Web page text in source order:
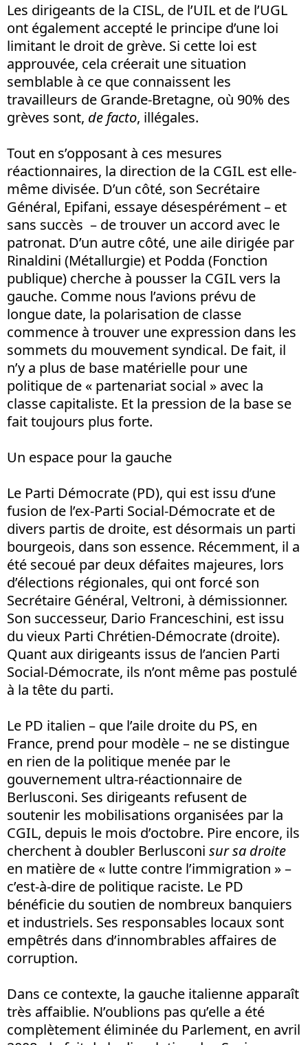
Les dirigeants de la CISL, de l’UIL et de l’UGL
ont également accepté le principe d’une loi
limitant le droit de grève. Si cette loi est
approuvée, cela créerait une situation
semblable à ce que connaissent les
travailleurs de Grande-Bretagne, où 90% des
grèves sont, de facto, illégales.
Tout en s’opposant à ces mesures
réactionnaires, la direction de la CGIL est elle-
même divisée. D’un côté, son Secrétaire
Général, Epifani, essaye désespérément – et
sans succès – de trouver un accord avec le
patronat. D’un autre côté, une aile dirigée par
Rinaldini (Métallurgie) et Podda (Fonction
publique) cherche à pousser la CGIL vers la
gauche. Comme nous l’avions prévu de
longue date, la polarisation de classe
commence à trouver une expression dans les
sommets du mouvement syndical. De fait, il
n’y a plus de base matérielle pour une
politique de « partenariat social » avec la
classe capitaliste. Et la pression de la base se
fait toujours plus forte.
Un espace pour la gauche
Le Parti Démocrate (PD), qui est issu d’une
fusion de l’ex-Parti Social-Démocrate et de
divers partis de droite, est désormais un parti
bourgeois, dans son essence. Récemment, il a
été secoué par deux défaites majeures, lors
d’élections régionales, qui ont forcé son
Secrétaire Général, Veltroni, à démissionner.
Son successeur, Dario Franceschini, est issu
du vieux Parti Chrétien-Démocrate (droite).
Quant aux dirigeants issus de l’ancien Parti
Social-Démocrate, ils n’ont même pas postulé
à la tête du parti.
Le PD italien – que l’aile droite du PS, en
France, prend pour modèle – ne se distingue
en rien de la politique menée par le
gouvernement ultra-réactionnaire de
Berlusconi. Ses dirigeants refusent de
soutenir les mobilisations organisées par la
CGIL, depuis le mois d’octobre. Pire encore, ils
cherchent à doubler Berlusconi sur sa droite
en matière de « lutte contre l’immigration » –
c’est-à-dire de politique raciste. Le PD
bénéficie du soutien de nombreux banquiers
et industriels. Ses responsables locaux sont
empêtrés dans d’innombrables affaires de
corruption.
Dans ce contexte, la gauche italienne apparaît
très affaiblie. N’oublions pas qu’elle a été
complètement éliminée du Parlement, en avril